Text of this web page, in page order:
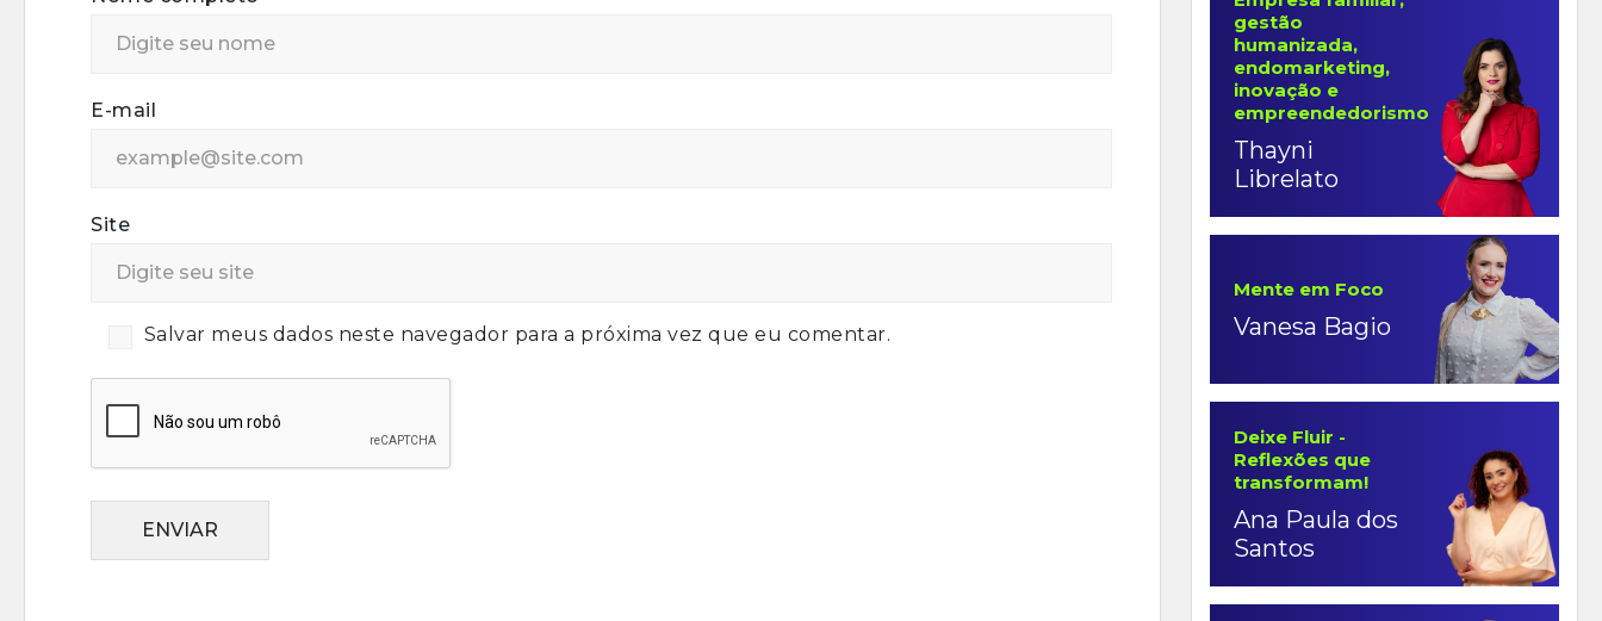
E-mail
Site
Salvar meus dados neste navegador para a próxima vez que eu comentar.
ENVIAR
gestão
humanizada,
endomarketing,
inovação e
empreendedorismo
Thayni
Librelato
Mente em Foco
Vanesa Bagio
Deixe Fluir -
Reflexões que
transformam!
Ana Paula dos
Santos